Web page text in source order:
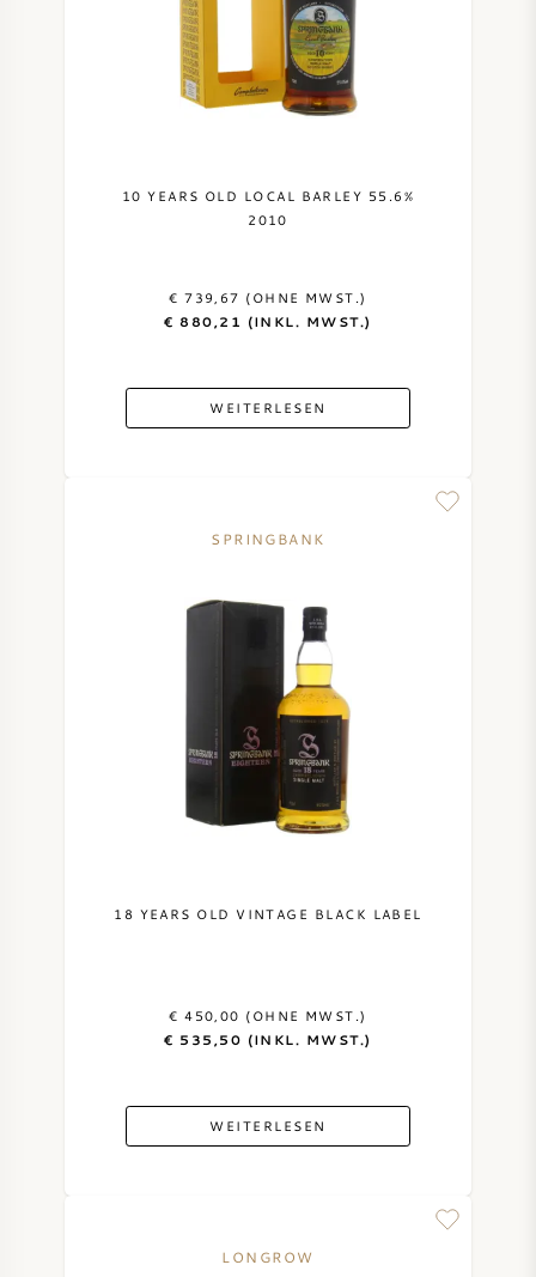
10 YEARS OLD LOCAL BARLEY 55.6%
2010
€ 739,67 (OHNE MWST.)
€ 880,21 (INKL. MWST.)
WEITERLESEN
SPRINGBANK
18 YEARS OLD VINTAGE BLACK LABEL
€ 450,00 (OHNE MWST.)
€ 535,50 (INKL. MWST.)
WEITERLESEN
LONGROW